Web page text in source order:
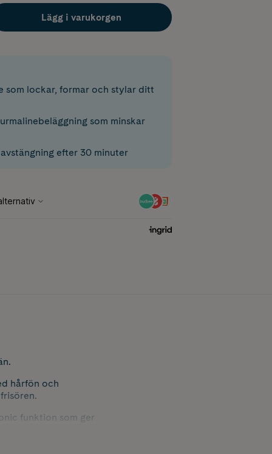
Lägg i varukorgen
som lockar, formar och stylar ditt
som minskar
efter 30 minuter
hårfön och
funktion som ger